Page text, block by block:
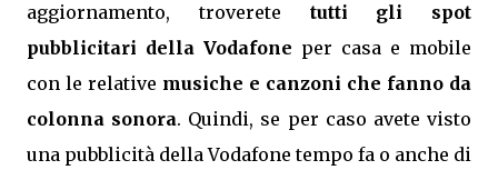
aggiornamento, troverete tutti gli spot
pubblicitari della Vodafone per casa e mobile
con le relative musiche e canzoni che fanno da
colonna sonora. Quindi, se per caso avete visto
una pubblicità della Vodafone tempo fa o anche di